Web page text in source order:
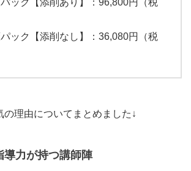
ック【添削あり】：96,800円（税
ック【添削なし】：36,080円（税
の理由についてまとめました↓
導力が持つ講師陣